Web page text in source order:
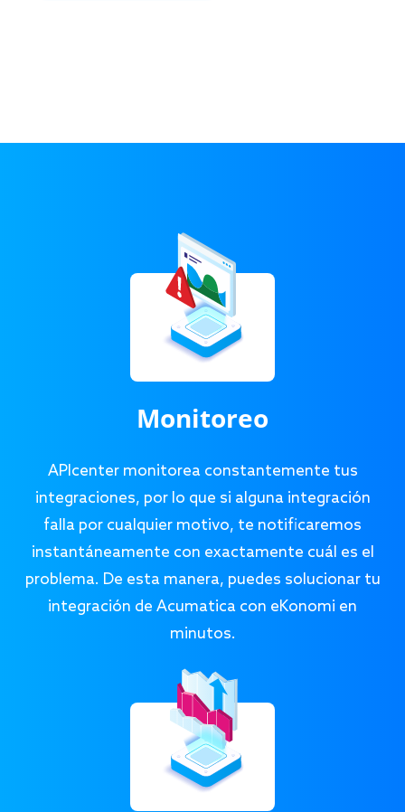
Monitoreo
APIcenter monitorea constantemente tus
integraciones, por lo que si alguna integración
falla por cualquier motivo, te notificaremos
instantáneamente con exactamente cuál es el
problema. De esta manera, puedes solucionar tu
integración de Acumatica con eKonomi en
minutos.